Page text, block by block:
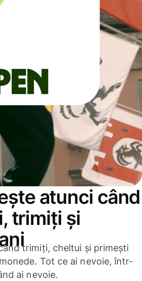
atunci când
trimiți și
trimiți, cheltui și primești
Tot ce ai nevoie, într-
ai nevoie.